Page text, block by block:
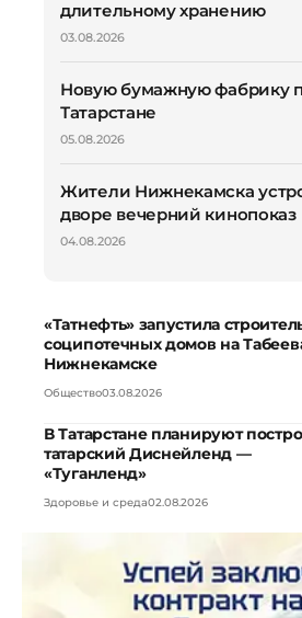
длительному хранению
03.08.2026
Новую бумажную фабрику
Татарстане
05.08.2026
Жители Нижнекамска
дворе вечерний кинопоказ
04.08.2026
«Татнефть» запустила
соципотечных домов на
Нижнекамске
Общество03.08.2026
В Татарстане планируют
татарский Диснейленд —
«Туганленд»
Здоровье и среда02.08.2026